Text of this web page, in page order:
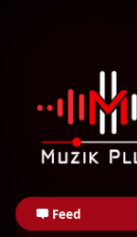
Feed